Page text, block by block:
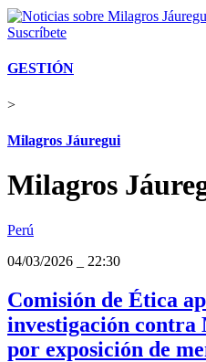
Suscríbete
GESTIÓN
>
Milagros Jáuregui
Milagros
Perú
04/03/2026
22:30
Comisión de Ética
investigación contra
por exposición de